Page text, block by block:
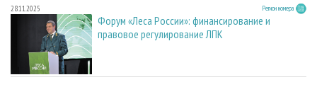
28.11.2025 Регион номера
Форум «Леса России»: финансирование и
правовое регулирование ЛПК